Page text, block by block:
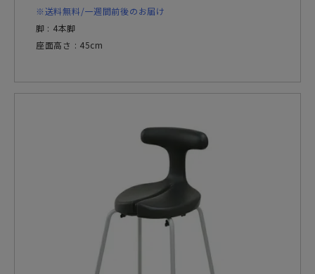
※送料無料/一週間前後のお届け
脚 : 4本脚
座面高さ : 45cm